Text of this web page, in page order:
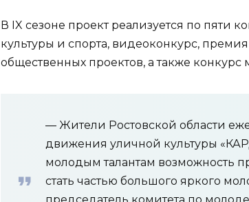
В IX сезоне проект реализуется по пяти
культуры и спорта, видеоконкурс,
общественных проектов, а также
— Жители Ростовской области
движения уличной культуры
молодым талантам возможность
стать частью большого яркого